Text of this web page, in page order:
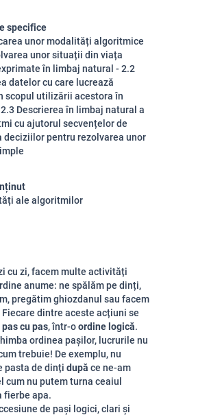
specifice
unor modalități algoritmice
unor situații din viața
în limbaj natural - 2.2
datelor cu care lucrează
scopul utilizării acestora în
Descrierea în limbaj natural a
cu ajutorul secvențelor de
deciziilor pentru rezolvarea unor
ale algoritmilor
cu zi, facem multe activități
anume: ne spălăm pe dinți,
pregătim ghiozdanul sau facem
Fiecare dintre aceste acțiuni se
pas cu pas, într-oordine logică.
ordinea pașilor, lucrurile nu
trebuie! De exemplu, nu
pasta de dinți după ce ne-am
cum nu putem turna ceaiul
fierbe apa.
de pași logici, clari și